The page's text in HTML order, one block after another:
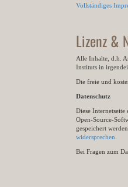
Vollständiges
Lizenz &
Alle Inhalte, d.h.
Instituts in
Die freie und
Datenschutz
Diese
Open-Source-
gespeichert
widersprechen
Bei Fragen zum